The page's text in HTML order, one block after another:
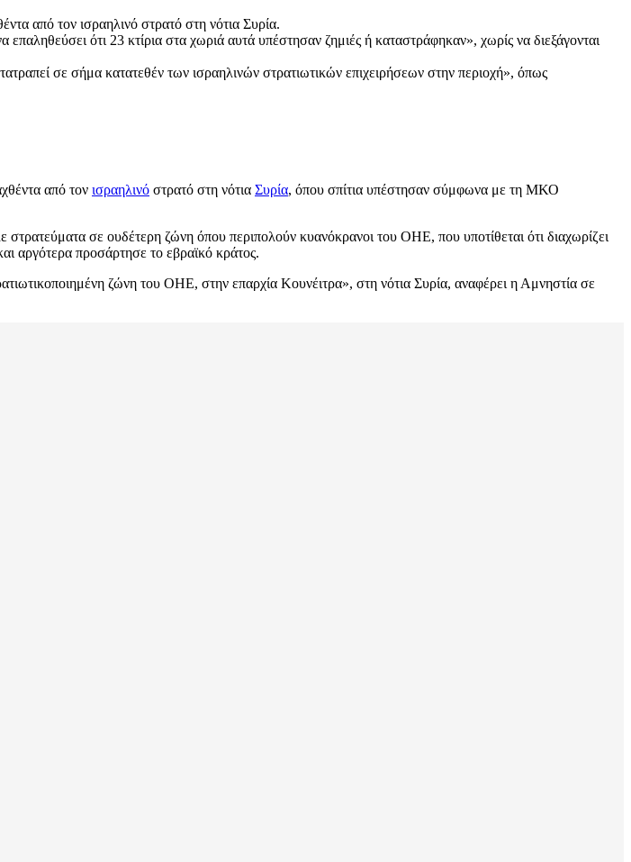
από τον ισραηλινό στρατό στη νότια Συρία.
ότι 23 κτίρια στα χωριά αυτά υπέστησαν ζημιές ή καταστράφηκαν», χωρίς να διεξάγονται
σε σήμα κατατεθέν των ισραηλινών στρατιωτικών επιχειρήσεων στην περιοχή», όπως
από τον ισραηλινό στρατό στη νότια Συρία, όπου σπίτια υπέστησαν σύμφωνα με τη ΜΚΟ
σε ουδέτερη ζώνη όπου περιπολούν κυανόκρανοι του ΟΗΕ, που υποτίθεται ότι διαχωρίζει
αργότερα προσάρτησε το εβραϊκό κράτος.
ζώνη του ΟΗΕ, στην επαρχία Κουνέιτρα», στη νότια Συρία, αναφέρει η Αμνηστία σε